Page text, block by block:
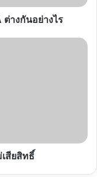
ต่างกันอย่างไร
เสียสิทธิ์